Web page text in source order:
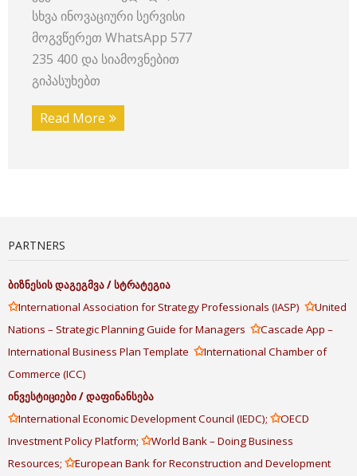
სხვა ინოვაციური სერვისი
მოგვწერეთ WhatsApp 577
235 400 და სიამოვნებით
გიპასუხებთ
Read More
PARTNERS
ბიზნესისდაგეგმვა/სტრატეგია
✩International Association for Strategy Professionals (IASP) ✩United
Nations – Strategic Planning Guide for Managers ✩Cascade App –
International Business Plan Template ✩International Chamber of
Commerce (ICC)
ინვესტიციები/დაფინანსება
✩International Economic Development Council (IEDC); ✩OECD
Investment Policy Platform; ✩World Bank – Doing Business
Resources; ✩European Bank for Reconstruction and Development